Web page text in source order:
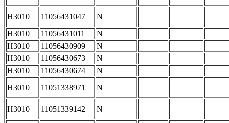
H3010 11056431047
N
H3010
11056431011
N
H3010
11056430909
N
H3010
11056430673
N
H3010
11056430674
N
H3010
11051338971 N
H3010 11051339142 N